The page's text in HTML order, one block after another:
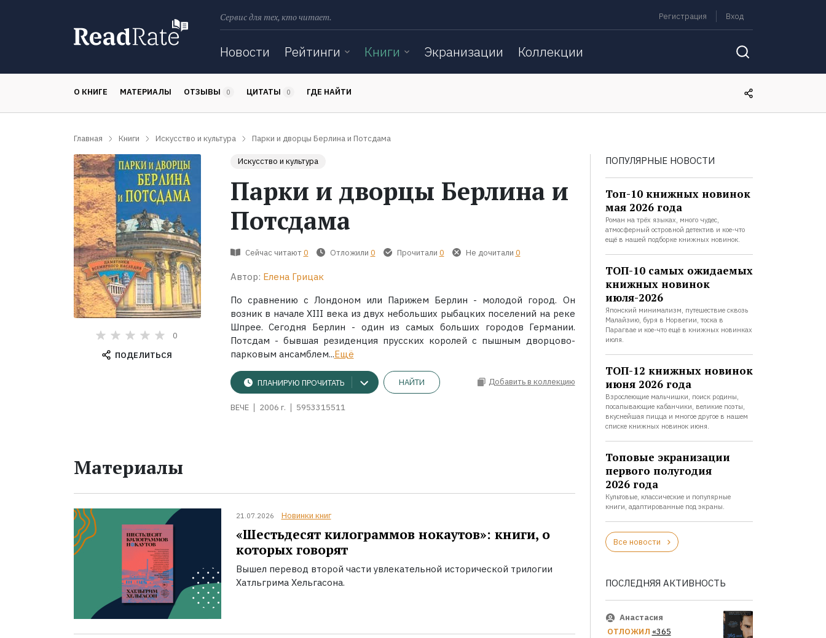
Сервис для тех, кто читает. Регистрация Вход
Новости Рейтинги Книги Экранизации Коллекции
О КНИГЕ МАТЕРИАЛЫ ОТЗЫВЫ 0 ЦИТАТЫ 0 ГДЕ НАЙТИ
Главная Книги Искусство и культура Парки и дворцы Берлина и Потсдама
0
ПОДЕЛИТЬСЯ
Искусство и культура
Парки и дворцы Берлина и
Потсдама
Сейчас читают 0 Отложили 0 Прочитали 0 Не дочитали 0
Автор: Елена Грицак
По сравнению с Лондоном или Парижем Берлин - молодой город. Он
возник в начале XIII века из двух небольших рыбацких поселений на реке
Шпрее. Сегодня Берлин - один из самых больших городов Германии.
Потсдам - бывшая резиденция прусских королей с пышным дворцово-
парковым ансамблем...Ещё
ПЛАНИРУЮ ПРОЧИТАТЬ НАЙТИ Добавить в коллекцию
ВЕЧЕ 2006 г. 5953315511
Материалы
21.07.2026 Новинки книг
«Шестьдесят килограммов нокаутов»: книги, о
которых говорят
Вышел перевод второй части увлекательной исторической трилогии
Хатльгрима Хельгасона.
ПОПУЛЯРНЫЕ НОВОСТИ
Топ-10 книжных новинок
мая 2026 года
Роман на трёх языках, много чудес,
атмосферный островной детектив и кое-что
ещё в нашей подборке книжных новинок.
ТОП-10 самых ожидаемых
книжных новинок
июля-2026
Японский минимализм, путешествие сквозь
Малайзию, буря в Норвегии, тоска в
Парагвае и кое-что ещё в книжных новинках
июля.
ТОП-12 книжных новинок
июня 2026 года
Взрослеющие мальчишки, поиск родины,
посапывающие кабанчики, великие поэты,
вкуснейшая пицца и многое другое в нашем
списке книжных новинок июня.
Топовые экранизации
первого полугодия
2026 года
Культовые, классические и популярные
книги, адаптированные под экраны.
Все новости
ПОСЛЕДНЯЯ АКТИВНОСТЬ
Анастасия
ОТЛОЖИЛ «365